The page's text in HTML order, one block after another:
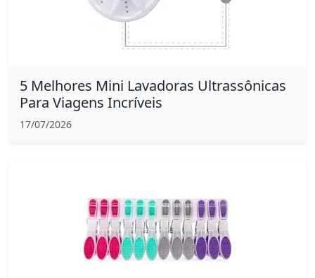
5 Melhores Mini Lavadoras Ultrassônicas
Para Viagens Incríveis
17/07/2026